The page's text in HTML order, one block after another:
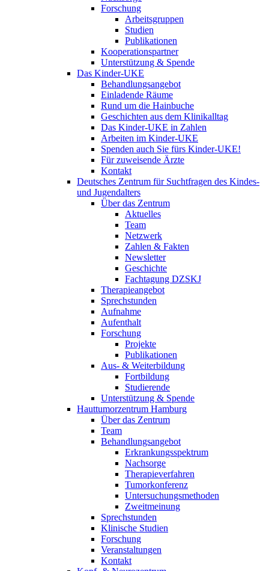
Forschung
Arbeitsgruppen
Studien
Publikationen
Kooperationspartner
Unterstützung & Spende
Das Kinder-UKE
Behandlungsangebot
Einladende Räume
Rund um die Hainbuche
Geschichten aus dem Klinikalltag
Das Kinder-UKE in Zahlen
Arbeiten im Kinder-UKE
Spenden auch Sie fürs Kinder-UKE!
Für zuweisende Ärzte
Kontakt
Deutsches Zentrum für Suchtfragen des Kindes-
und Jugendalters
Über das Zentrum
Aktuelles
Team
Netzwerk
Zahlen & Fakten
Newsletter
Geschichte
Fachtagung DZSKJ
Therapieangebot
Sprechstunden
Aufnahme
Aufenthalt
Forschung
Projekte
Publikationen
Aus- & Weiterbildung
Fortbildung
Studierende
Unterstützung & Spende
Hauttumorzentrum Hamburg
Über das Zentrum
Team
Behandlungsangebot
Erkrankungsspektrum
Nachsorge
Therapieverfahren
Tumorkonferenz
Untersuchungsmethoden
Zweitmeinung
Sprechstunden
Klinische Studien
Forschung
Veranstaltungen
Kontakt